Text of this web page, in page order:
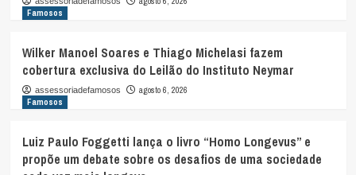
Famosos
Wilker Manoel Soares e Thiago Michelasi fazem
cobertura exclusiva do Leilão do Instituto Neymar
assessoriadefamosos
agosto 6, 2026
Famosos
Luiz Paulo Foggetti lança o livro “Homo Longevus” e
propõe um debate sobre os desafios de uma sociedade